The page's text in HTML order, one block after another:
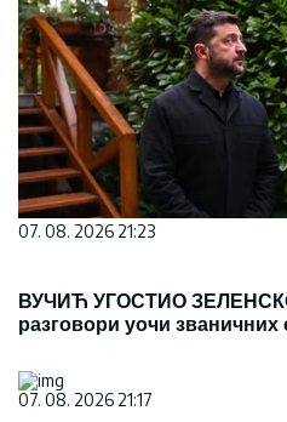
07. 08. 2026 21:23
ВУЧИЋ УГОСТИО
разговори уочи званичних
07. 08. 2026 21:17